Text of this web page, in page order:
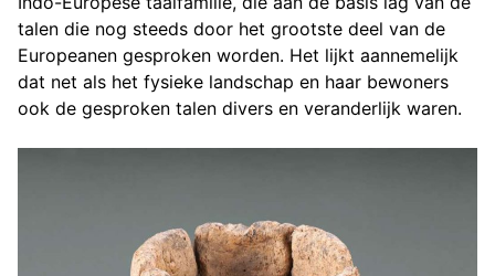
talen die nog steeds door het grootste deel van de
Europeanen gesproken worden. Het lijkt aannemelijk
dat net als het fysieke landschap en haar bewoners
ook de gesproken talen divers en veranderlijk waren.